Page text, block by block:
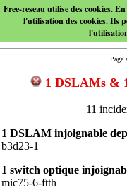
Page
1 DSLAMs &
11
1 DSLAM injoignable
b3d23-1
1 switch optique
mic75-6-ftth
Free-reseau utilise des cookies.
l'utilisation des cookies. Ils